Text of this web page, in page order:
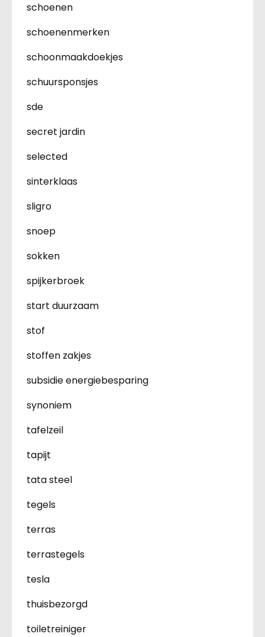
schoenen
schoenenmerken
schoonmaakdoekjes
schuursponsjes
sde
secret jardin
selected
sinterklaas
sligro
snoep
sokken
spijkerbroek
start duurzaam
stof
stoffen zakjes
subsidie energiebesparing
synoniem
tafelzeil
tapijt
tata steel
tegels
terras
terrastegels
tesla
thuisbezorgd
toiletreiniger